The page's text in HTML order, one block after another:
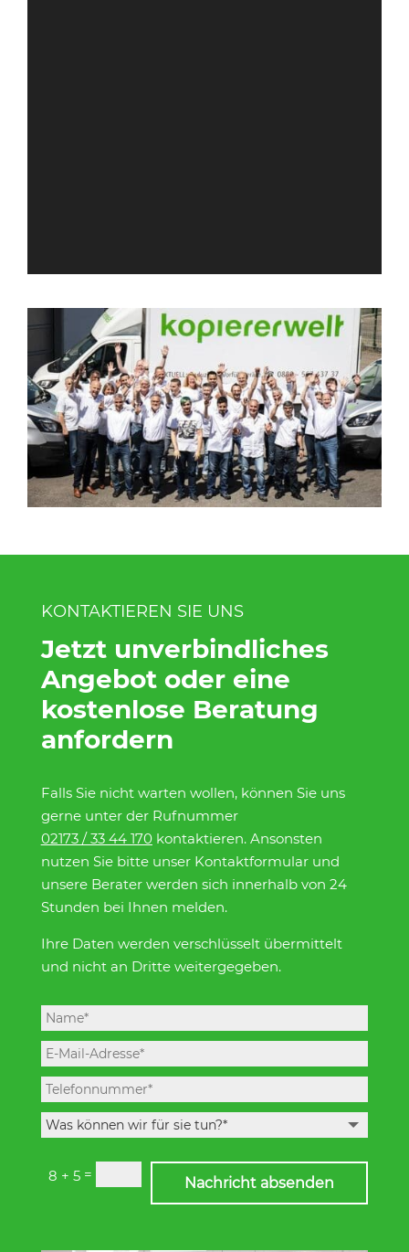
KONTAKTIEREN SIE UNS
Jetzt unverbindliches
Angebot oder eine
kostenlose Beratung
anfordern
Falls Sie nicht warten wollen, können Sie uns
gerne unter der Rufnummer
02173 / 33 44 170kontaktieren. Ansonsten
nutzen Sie bitte unser Kontaktformular und
unsere Berater werden sich innerhalb von 24
Stunden bei Ihnen melden.
Ihre Daten werden verschlüsselt übermittelt
und nicht an Dritte weitergegeben.
8 + 5 =
Nachricht absenden